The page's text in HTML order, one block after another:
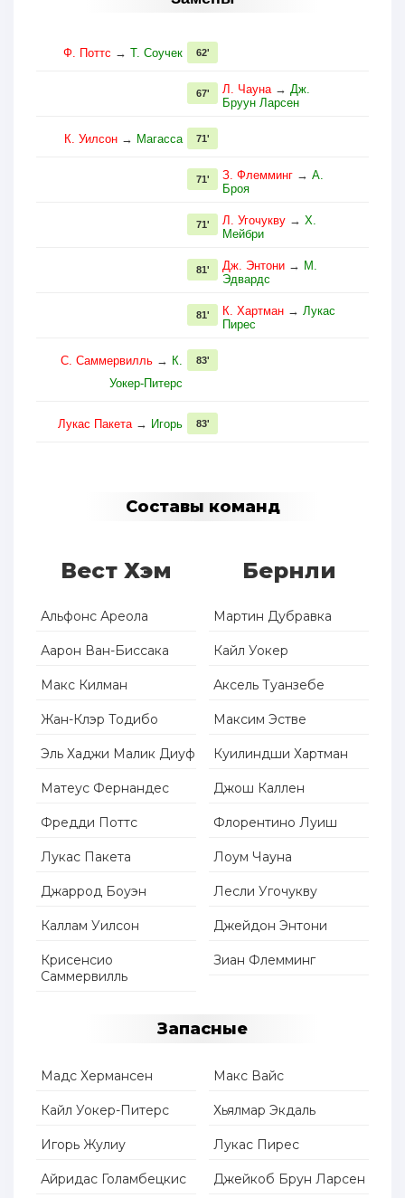
Ф. Поттс → Т. Соучек 62'
Л. Чауна → Дж.
Бруун Ларсен
67'
К. Уилсон → Магасса 71'
З. Флемминг → А.
Броя
71'
Л. Угочукву → Х.
Мейбри
71'
Дж. Энтони → М.
Эдвардс
81'
К. Хартман → Лукас
Пирес
81'
С. Саммервилль → К.
Уокер-Питерс
83'
Лукас Пакета → Игорь 83'
Составы команд
Вест Хэм
Альфонс Ареола
Аарон Ван-Биссака
Макс Килман
Жан-Клэр Тодибо
Эль Хаджи Малик Диуф
Матеус Фернандес
Фредди Поттс
Лукас Пакета
Джаррод Боуэн
Каллам Уилсон
Крисенсио
Саммервилль
Бернли
Мартин Дубравка
Кайл Уокер
Аксель Туанзебе
Максим Эстве
Куилиндши Хартман
Джош Каллен
Флорентино Луиш
Лоум Чауна
Лесли Угочукву
Джейдон Энтони
Зиан Флемминг
Запасные
Мадс Хермансен
Кайл Уокер-Питерс
Игорь Жулиу
Айридас Голамбецкис
Макс Вайс
Хьялмар Экдаль
Лукас Пирес
Джейкоб Брун Ларсен